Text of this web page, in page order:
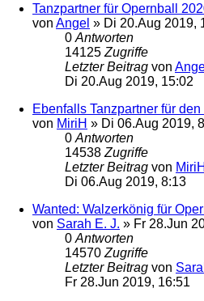
Tanzpartner für Opernball
von Angel » Di 20.Aug 2019,
0 Antworten
14125 Zugriffe
Letzter Beitrag von
Di 20.Aug 2019, 15:02
Ebenfalls Tanzpartner für
von MiriH » Di 06.Aug 2019,
0 Antworten
14538 Zugriffe
Letzter Beitrag von MiriH
Di 06.Aug 2019, 8:13
Wanted: Walzerkönig für
von Sarah E. J. » Fr 28.Jun
0 Antworten
14570 Zugriffe
Letzter Beitrag von
Fr 28.Jun 2019, 16:51